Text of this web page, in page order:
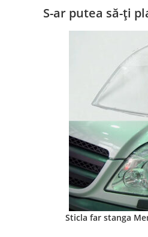
S-ar putea să-ți
Sticla far stanga